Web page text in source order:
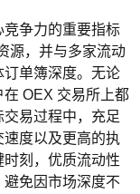
争力的重要指标
源，并与多家流动
单簿深度。无论
OEX 交易所上都
易过程中，充足
度以及更高的执
刻，优质流动性
免因市场深度不